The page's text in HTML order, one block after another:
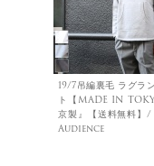
19/7吊編裏毛 ラグラ
ト【MADE IN
京製』【送料無料】
Audience